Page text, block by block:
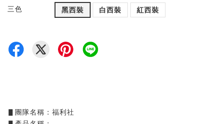
三色 黑西裝 白西裝 紅西裝
▋團隊名稱：福利社